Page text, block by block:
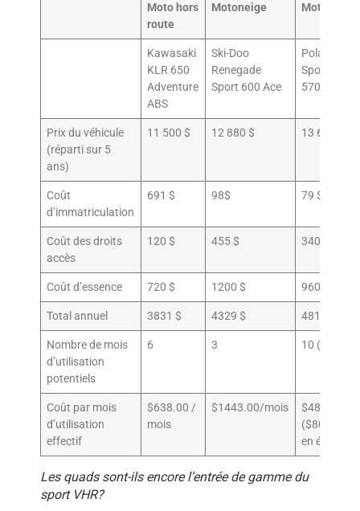
Moto hors
route
Motoneige Motoquad
Kawasaki
KLR 650
Adventure
ABS
Ski-Doo
Renegade
Sport 600 Ace
Polaris
Sportsman
570 Trail
Prix du véhicule
(réparti sur 5
ans)
11 500 $ 12 880 $ 13 683 $
Coût
d’immatriculation
691 $ 98$ 79 $
Coût des droits
accès
120 $ 455 $ 340 $
Coût d’essence 720 $ 1200 $ 960 $
Total annuel 3831 $ 4329 $ 4816 $
Nombre de mois
d’utilisation
potentiels
6 3 10 (6 mois
Coût par mois
d’utilisation
effectif
$638.00 /
mois
$1443.00/mois
$481.00/
($803.00/
en été)
Les quads sont-ils encore l’entrée de gamme du
sport VHR?